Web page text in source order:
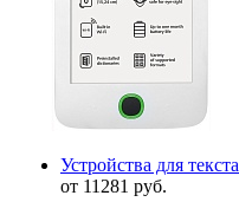
Устройства для текста
от 11281 руб.